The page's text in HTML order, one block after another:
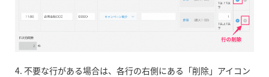
4. 不要な行がある場合は、各行の右側にある「削除」アイコン